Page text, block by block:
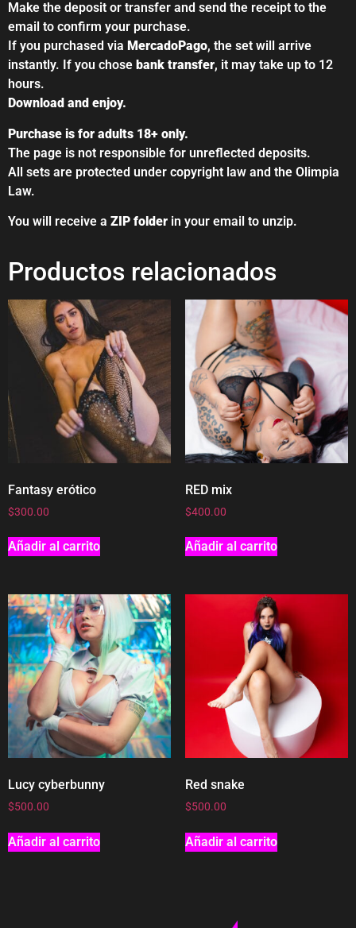
Make the deposit or transfer and send the receipt to the
email to confirm your purchase.
If you purchased via MercadoPago, the set will arrive
instantly. If you chose bank transfer, it may take up to 12
hours.
Download and enjoy.
Purchase is for adults 18+ only.
The page is not responsible for unreflected deposits.
All sets are protected under copyright law and the Olimpia
Law.
You will receive a ZIP folder in your email to unzip.
Productos relacionados
Fantasy erótico
$300.00
Añadir al carrito
RED mix
$400.00
Añadir al carrito
Lucy cyberbunny
$500.00
Añadir al carrito
Red snake
$500.00
Añadir al carrito